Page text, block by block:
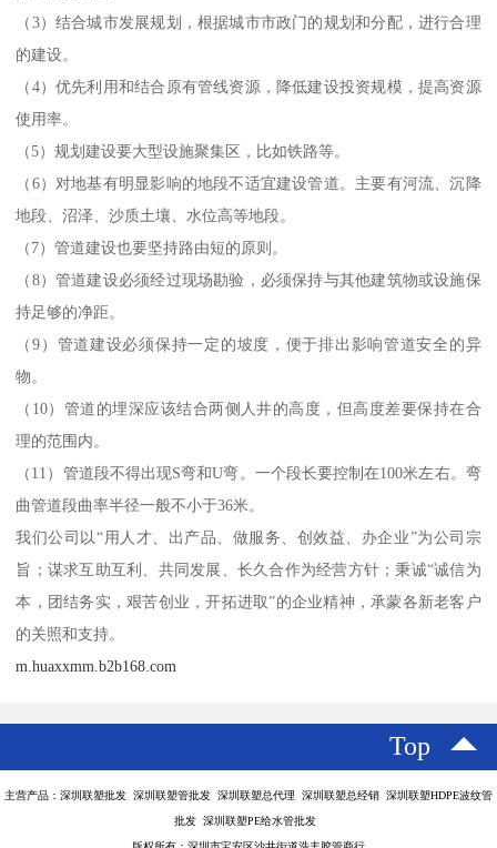
（3）结合城市发展规划，根据城市市政门的规划和分配，进行合理
的建设。
（4）优先利用和结合原有管线资源，降低建设投资规模，提高资源
使用率。
（5）规划建设要大型设施聚集区，比如铁路等。
（6）对地基有明显影响的地段不适宜建设管道。主要有河流、沉降
地段、沼泽、沙质土壤、水位高等地段。
（7）管道建设也要坚持路由短的原则。
（8）管道建设必须经过现场勘验，必须保持与其他建筑物或设施保
持足够的净距。
（9）管道建设必须保持一定的坡度，便于排出影响管道安全的异
物。
（10）管道的埋深应该结合两侧人井的高度，但高度差要保持在合
理的范围内。
（11）管道段不得出现S弯和U弯。一个段长要控制在100米左右。弯
曲管道段曲率半径一般不小于36米。
我们公司以“用人才、出产品、做服务、创效益、办企业”为公司宗
旨；谋求互助互利、共同发展、长久合作为经营方针；秉诚“诚信为
本，团结务实，艰苦创业，开拓进取”的企业精神，承蒙各新老客户
的关照和支持。
m.huaxxmm.b2b168.com
Top
主营产品：深圳联塑批发 深圳联塑管批发 深圳联塑总代理 深圳联塑总经销 深圳联塑HDPE波纹管
批发 深圳联塑PE给水管批发